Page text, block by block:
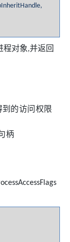
程对象,并返回
到的访问权限
柄